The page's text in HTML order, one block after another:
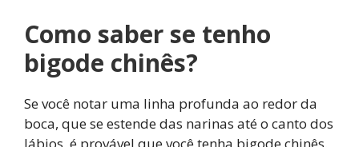
Como saber se tenho
bigode chinês?
Se você notar uma linha profunda ao redor da
boca, que se estende das narinas até o canto dos
lábios, é provável que você tenha bigode chinês.